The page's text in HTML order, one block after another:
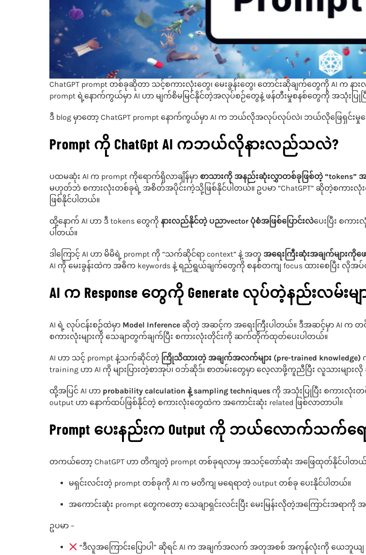
ChatGPT prompt တစ်ခုဆိုတာ သင့်စကားလုံးတွေ၊ မေးခွန်းတွေ၊ တောင်းဆိုချက်တွေကို AI
prompt ရဲ့နောက်ကွယ်မှာ AI ဟာ မျက်စိမမြင်နိုင်တဲ့အလုပ်စဉ်တွေနဲ့ ဖန်တီးမှုစနစ်တွေကို အသုံးပြု
ဒီ blog မှာတော့ ChatGPT prompt နောက်ကွယ်မှာ AI က ဘယ်လိုအလုပ်လုပ်လဲ၊ ဘယ်လိုဖြေရှင်
Prompt ကို ChatGpt AI ကဘယ်လိုနားလည်သလဲ?
ပထမဆုံး AI က prompt ကိုရောက်ရှိလာချိန်မှာ စာသားကို အနည်းဆုံးလွှာတစ်ခုဖြစ်တဲ့ “tokens” အ
မဟုတ်ဘဲ စကားလုံးတစ်ခုရဲ့ အစိတ်အပိုင်းကဲ့သို့ဖြစ်နိုင်ပါတယ်။ ဥပမာ “ChatGPT” ဆိုတဲ့စကားလုံးက
ဖြစ်နိုင်ပါတယ်။
ထို့နောက် AI ဟာ ဒီ tokens တွေကို နားလည်နိုင်တဲ့ ပညာvector ပုံစံအဖြစ်ပြောင်းလဲပေးပြီး စကာ
ပါတယ်။
ဒါကြောင့် AI ဟာ မိမိရဲ့ prompt ကို “သက်ဆိုင်ရာ context” နဲ့ အတူ အရေးကြီးဆုံးအချက်များကိုဖ
AI ကို မေးခွန်းထဲက အဓိက keywords နဲ့ ရည်ရွယ်ချက်တွေကို စနစ်တကျ focus ထားစေပြီး လို
AI က Response တွေကို Generate လုပ်တဲ့နည်းလမ်းမျ
AI ရဲ့ လုပ်ငန်းစဉ်ထဲမှာ Model Inferenceဆိုတဲ့ အဆင့်က အရေးကြီးပါတယ်။ ဒီအဆင့်မှာ AI က တင်သွ
စကားလုံးများကို သေချာတွက်ချက်ပြီး စကားလုံးတိုင်းကို ဆက်တိုက်ထုတ်ပေးပါတယ်။
AI ဟာ သင့် prompt နဲ့သက်ဆိုင်တဲ့ ကြိုသိထားတဲ့ အချက်အလက်များ (pre-trained knowledge)
training ဟာ AI ကို များပြားတဲ့စာအုပ်၊ ဝဘ်ဆိုဒ်၊ စာတမ်းတွေမှာ လေ့လာဖို့ကူညီပြီး လူသားမ
ထို့အပြင် AI ဟာ probability calculation နဲ့ sampling techniquesကို အသုံးပြုပြီး စကားလုံးတ
output ဟာ နောက်ထပ်ဖြစ်နိုင်တဲ့ စကားလုံးတွေထဲက အကောင်းဆုံး related ဖြစ်လာတာပါ။
Prompt ပေးနည်းက Output ကို ဘယ်လောက်သက်
တကယ်တော့ ChatGPT ဟာ တိကျတဲ့ prompt တစ်ခုရလာမှ အသင့်တော်ဆုံး အဖြေထုတ်နိုင်ပါတယ်
မရှင်းလင်းတဲ့ prompt တစ်ခုကို AI က မတိကျ မရေရာတဲ့ output တစ်ခု ပေးနိုင်ပါတယ်။
အကောင်းဆုံး prompt တွေကတော့ သေချာရှင်းလင်းပြီး မေးမြန်းလိုတဲ့အကြောင်းအရာကို
ဥပမာ –
“ဒီလူအကြောင်းပြောပါ” ဆိုရင် AI က အချက်အလက် အတုအစစ် အကုန်လုံးကို ယေဘူယျ ထု